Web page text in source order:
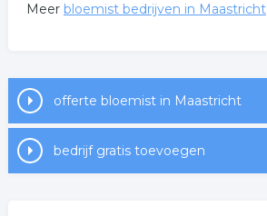
Meer bloemist bedrijven in Maastricht
offerte bloemist in Maastricht
bedrijf gratis toevoegen